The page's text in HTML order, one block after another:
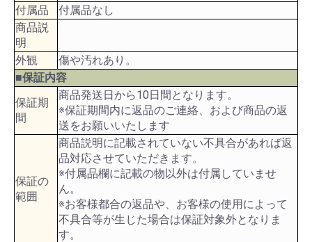
付属品
付属品なし
商品説
明
外観
傷や汚れあり。
■保証内容
保証期
間
商品発送日から10日間となります。
※保証期間内に返品のご連絡、および商品の返
送をお願いいたします
保証の
範囲
商品説明に記載されていない不具合があれば返
品対応させていただきます。
※付属品欄に記載の物以外は付属していませ
ん。
※お客様都合の返品や、お客様の使用によって
不具合等が生じた場合は保証対象外となりま
す。